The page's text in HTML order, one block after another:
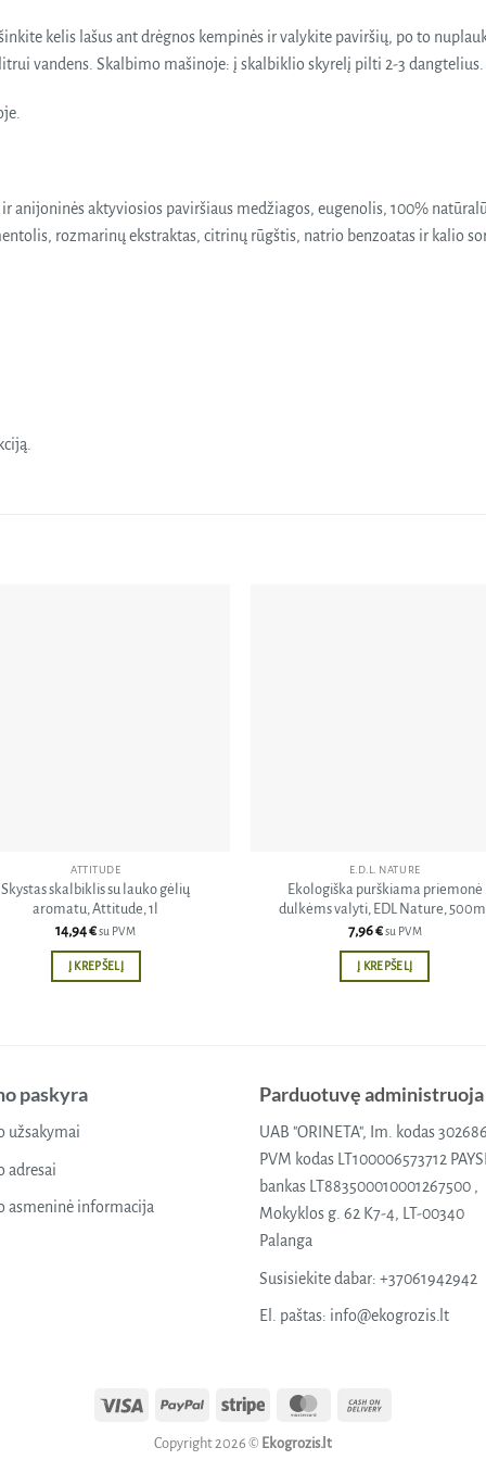
kelis lašus ant drėgnos kempinės ir valykite paviršių, po to
vandens. Skalbimo mašinoje: į skalbiklio skyrelį pilti 2-3 dangtelius.
anijoninės aktyviosios paviršiaus medžiagos, eugenolis, 100%
rozmarinų ekstraktas, citrinų rūgštis, natrio benzoatas ir kalio
ATTITUDE
Skystas skalbiklis su lauko gėlių
aromatu, Attitude, 1l
14,94€ su PVM
Į KREPŠELĮ
E.D.L. NATURE
Ekologiška purškiama priemonė
dulkėms valyti, EDL Nature,
7,96€ su PVM
Į KREPŠELĮ
paskyra
užsakymai
adresai
asmeninė informacija
Parduotuvę administruoja
UAB "ORINETA", Im. kodas
PVM kodas LT100006573712
bankas LT883500010001267500 ,
Mokyklos g. 62 K7-4, LT-00340
Palanga
Susisiekite dabar: +37061942942
El. paštas: info@ekogrozis.lt
Visa PayPal Stripe MasterCard
Copyright 2026 © Ekogrozis.lt